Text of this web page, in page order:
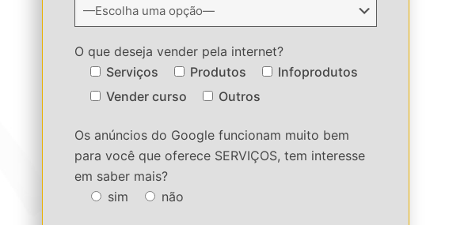
O que deseja vender pela internet?
Serviços
Produtos
Infoprodutos
Vender curso
Outros
Os anúncios do Google funcionam muito bem
para você que oferece SERVIÇOS, tem interesse
em saber mais?
sim
não